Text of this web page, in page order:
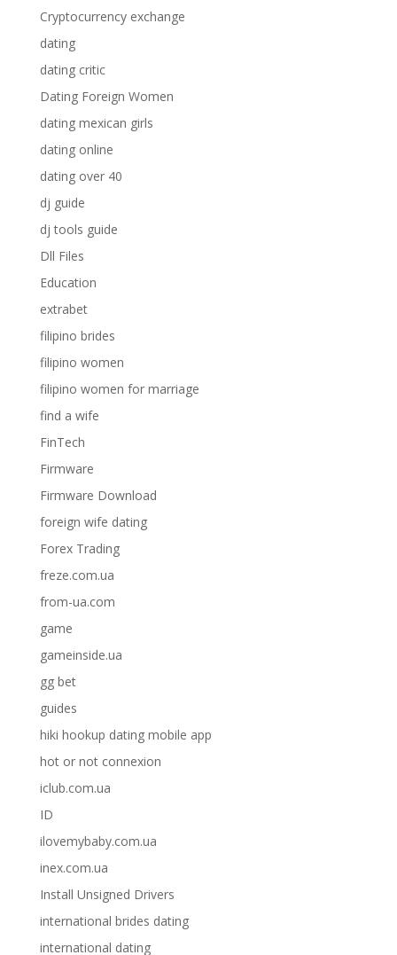
Cryptocurrency exchange
dating
dating critic
Dating Foreign Women
dating mexican girls
dating online
dating over 40
dj guide
dj tools guide
Dll Files
Education
extrabet
filipino brides
filipino women
filipino women for marriage
find a wife
FinTech
Firmware
Firmware Download
foreign wife dating
Forex Trading
freze.com.ua
from-ua.com
game
gameinside.ua
gg bet
guides
hiki hookup dating mobile app
hot or not connexion
iclub.com.ua
ID
ilovemybaby.com.ua
inex.com.ua
Install Unsigned Drivers
international brides dating
international dating